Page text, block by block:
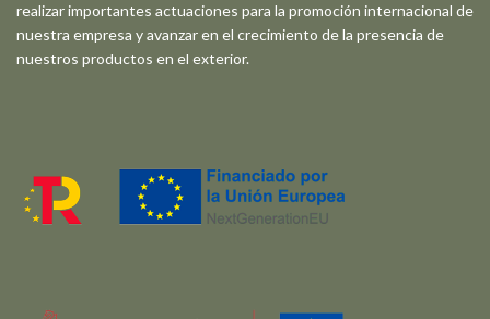
realizar importantes actuaciones para la promoción internacional de
nuestra empresa y avanzar en el crecimiento de la presencia de
nuestros productos en el exterior.